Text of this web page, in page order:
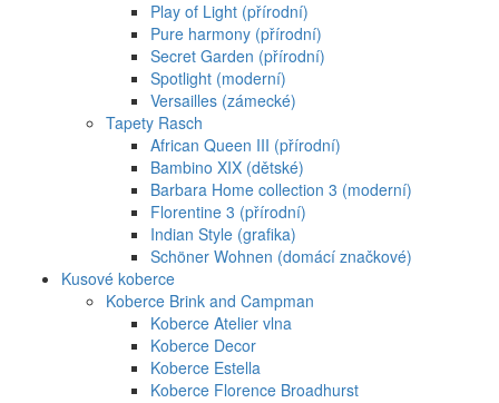
Play of Light (přírodní)
Pure harmony (přírodní)
Secret Garden (přírodní)
Spotlight (moderní)
Versailles (zámecké)
Tapety Rasch
African Queen III (přírodní)
Bambino XIX (dětské)
Barbara Home collection 3 (moderní)
Florentine 3 (přírodní)
Indian Style (grafika)
Schöner Wohnen (domácí značkové)
Kusové koberce
Koberce Brink and Campman
Koberce Atelier vlna
Koberce Decor
Koberce Estella
Koberce Florence Broadhurst